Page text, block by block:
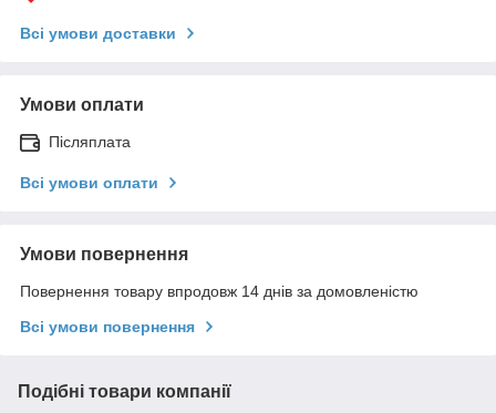
Всі умови доставки
Умови оплати
Післяплата
Всі умови оплати
Умови повернення
Повернення товару впродовж 14 днів за домовленістю
Всі умови повернення
Подібні товари компанії